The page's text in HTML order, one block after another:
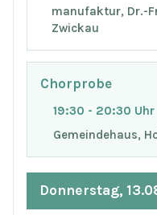
manufaktur, Dr.-
Zwickau
Chorprobe
19:30 - 20:30 Uhr
Gemeindehaus,
Donnerstag,